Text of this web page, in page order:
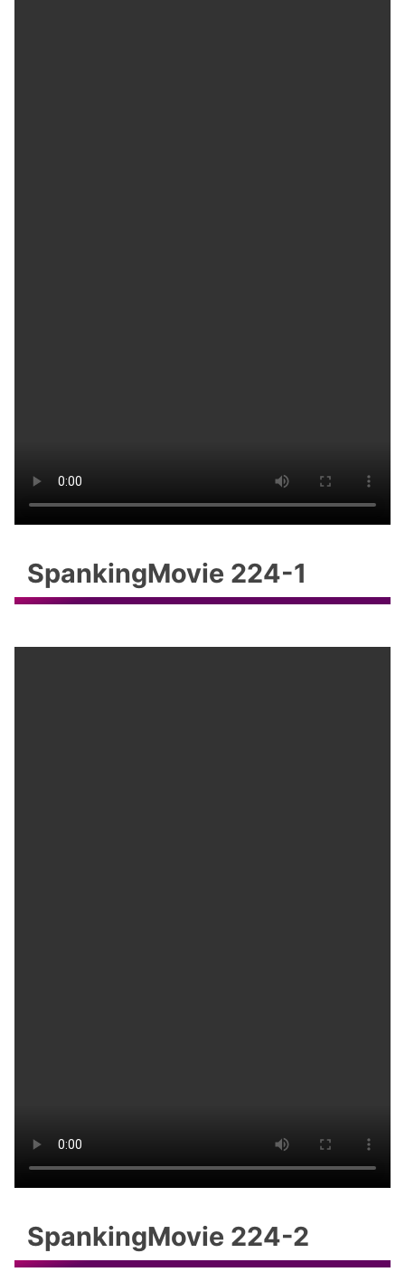
SpankingMovie 224-1
SpankingMovie 224-2